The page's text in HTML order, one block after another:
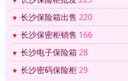
长沙保险箱出售 220
长沙保密柜销售 166
长沙电子保险箱 28
长沙密码保险柜29